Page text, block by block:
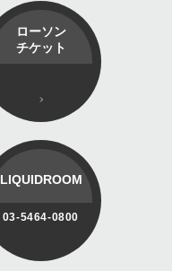
ローソン
チケット
LIQUIDROOM
03-5464-0800